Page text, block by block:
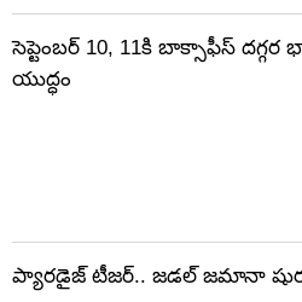
సెప్టెంబర్‌ 10, 11కి బాక్సాఫీస్ దగ్గర
యుద్ధం
ప్యారడైజ్ టీజర్.. జడల్ జమానా